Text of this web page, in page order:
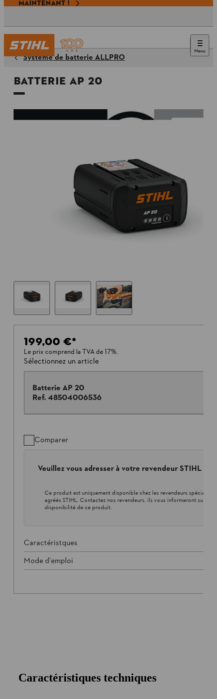
MAINTENANT !
Menu
Système de batterie ALLPRO
Batterie AP 20
199,00 €*
Le prix comprend la TVA de 17%.
Sélectionnez un article
Batterie AP 20
Ref. 48504006536
Comparer
Veuillez vous adresser à votre revendeur STIHL
Ce produit est uniquement disponible chez les revendeurs spécialisés
agréés STIHL. Contactez nos revendeurs, ils vous informeront sur la
disponibilité de ce produit.
Caractéristques
Mode d'emploi
Caractéristiques techniques